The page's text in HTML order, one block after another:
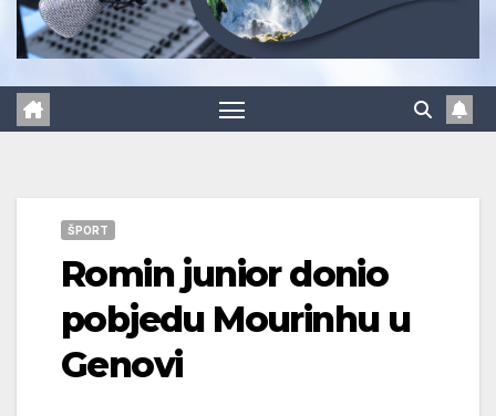
ŠPORT
Romin junior donio
pobjedu Mourinhu u
Genovi